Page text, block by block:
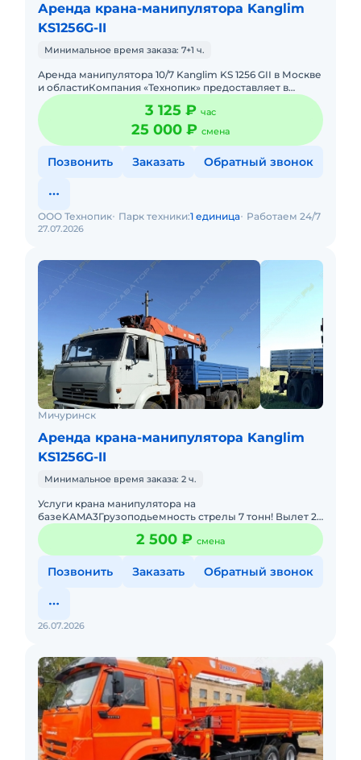
Аренда крана-манипулятора Kanglim
KS1256G-II
Минимальное время заказа: 7+1 ч.
Аренда манипулятора 10/7 Kanglim KS 1256 GII в Москве
и областиКомпания «Технопик» предоставляет в
аренду манипулятор 10/7 с крано-манипуляторной ус
3 125 ₽ час
25 000 ₽ смена
Позвонить Заказать Обратный звонок
27.07.2026
ООО Технопик Парк техники:1 единица Работаем 24/7
Мичуринск
Аренда крана-манипулятора Kanglim
KS1256G-II
Минимальное время заказа: 2 ч.
Услуги крана манипулятора на
базеKAMA3Грузоподьемность стрелы 7 тонн! Вылет 21
метр, длина борта 6.60. ширина2.50Для наглядности: 8
паллетов кирпича взять могу.
2 500 ₽ смена
Позвонить Заказать Обратный звонок
26.07.2026